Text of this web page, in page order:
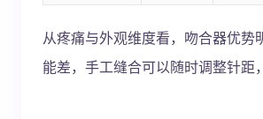
从疼痛与外观维度看，吻合器优
能差，手工缝合可以随时调整针距